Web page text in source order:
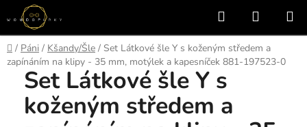
Přejít
na
obsah
Hledat
KOŠÍK
Domů
/ Páni / Kšandy/Šle / Set Látkové šle Y s koženým středem a
zapínáním na klipy - 35 mm, motýlek a kapesníček 881-197523-0
Set Látkové šle Y s
koženým středem a